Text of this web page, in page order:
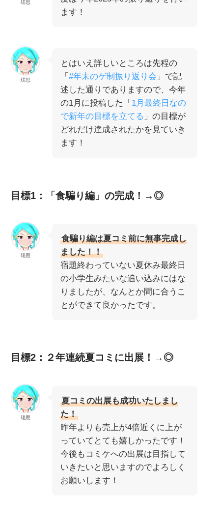
瑳思
ます！
瑳思
とはいえ詳しいところは先程の
「#年末のゲ制振り返り会 」で記
述した通りでありますので、今年
の1月に投稿した「 1月最終日なの
で新年の目標を立てる 」の目標が
どれだけ達成されたかを見ていき
ます！
目標1：「食騙り編」の完成！→◎
瑳思
食騙り編は夏コミ前に無事完成し
ました！！
宿題終わっていない夏休み最終日
の小学生みたいな追い込みにはな
りましたが、なんとか間に合うこ
とができて良かったです。
目標2：２年連続夏コミに出展！→◎
瑳思
夏コミの出展も成功いたしまし
た！
昨年よりも売上が4倍近くに上が
っていてとても嬉しかったです！
今後もコミケへの出展は目指して
いきたいと思いますのでよろしく
お願いします！